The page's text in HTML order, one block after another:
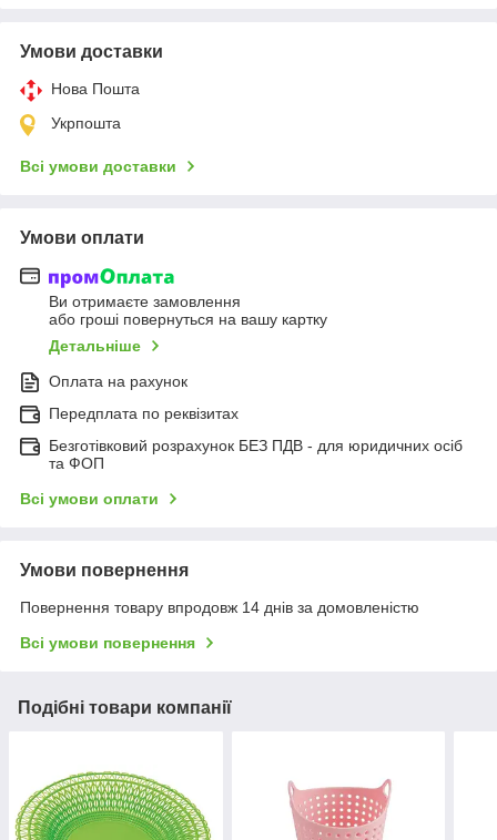
Умови доставки
Нова Пошта
Укрпошта
Всі умови доставки
Умови оплати
Ви отримаєте замовлення
або гроші повернуться на вашу картку
Детальніше
Оплата на рахунок
Передплата по реквізитах
Безготівковий розрахунок БЕЗ ПДВ - для юридичних осіб
та ФОП
Всі умови оплати
Умови повернення
Повернення товару впродовж 14 днів за домовленістю
Всі умови повернення
Подібні товари компанії